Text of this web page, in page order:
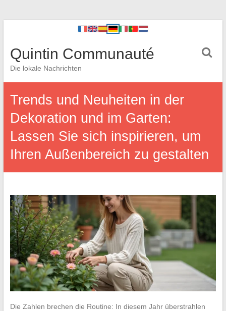
Quintin Communauté
Die lokale Nachrichten
Trends und Neuheiten in der
Dekoration und im Garten:
Lassen Sie sich inspirieren, um
Ihren Außenbereich zu gestalten
Die Zahlen brechen die Routine: In diesem Jahr überstrahlen